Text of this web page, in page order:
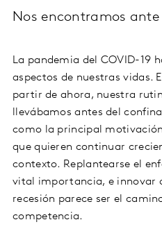
Nos encontramos
La pandemia del COVID-19
aspectos de nuestras vidas.
partir de ahora, nuestra
llevábamos antes del
como la principal
que quieren continuar
contexto. Replantearse el
vital importancia, e innovar
recesión parece ser el
competencia.